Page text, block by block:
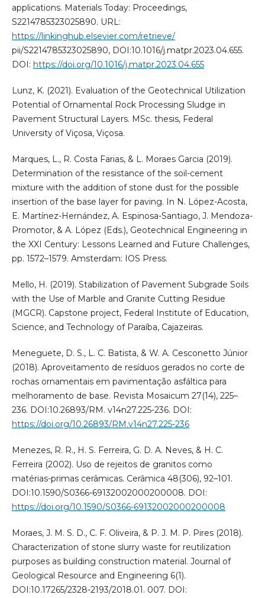
applications. Materials Today: Proceedings,
S2214785323025890. URL:
https://linkinghub.elsevier.com/retrieve/
pii/S2214785323025890, DOI:10.1016/j.matpr.2023.04.655.
DOI: https://doi.org/10.1016/j.matpr.2023.04.655
Lunz, K. (2021). Evaluation of the Geotechnical Utilization
Potential of Ornamental Rock Processing Sludge in
Pavement Structural Layers. MSc. thesis, Federal
University of Viçosa, Viçosa.
Marques, L., R. Costa Farias, & L. Moraes Garcia (2019).
Determination of the resistance of the soil-cement
mixture with the addition of stone dust for the possible
insertion of the base layer for paving. In N. López-Acosta,
E. Martínez-Hernández, A. Espinosa-Santiago, J. Mendoza-
Promotor, & A. López (Eds.), Geotechnical Engineering in
the XXI Century: Lessons Learned and Future Challenges,
pp. 1572–1579. Amsterdam: IOS Press.
Mello, H. (2019). Stabilization of Pavement Subgrade Soils
with the Use of Marble and Granite Cutting Residue
(MGCR). Capstone project, Federal Institute of Education,
Science, and Technology of Paraíba, Cajazeiras.
Meneguete, D. S., L. C. Batista, & W. A. Cesconetto Júnior
(2018). Aproveitamento de resíduos gerados no corte de
rochas ornamentais em pavimentação asfáltica para
melhoramento de base. Revista Mosaicum 27(14), 225–
236. DOI:10.26893/RM. v14n27.225-236. DOI:
https://doi.org/10.26893/RM.v14n27.225-236
Menezes, R. R., H. S. Ferreira, G. D. A. Neves, & H. C.
Ferreira (2002). Uso de rejeitos de granitos como
matérias-primas cerâmicas. Cerâmica 48(306), 92–101.
DOI:10.1590/S0366-69132002000200008. DOI:
https://doi.org/10.1590/S0366-69132002000200008
Moraes, J. M. S. D., C. F. Oliveira, & P. J. M. P. Pires (2018).
Characterization of stone slurry waste for reutilization
purposes as building construction material. Journal of
Geological Resource and Engineering 6(1).
DOI:10.17265/2328-2193/2018.01. 007. DOI: